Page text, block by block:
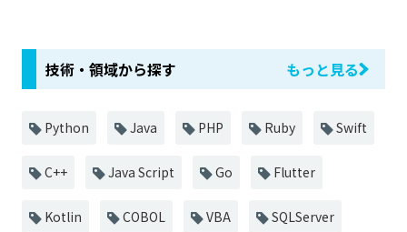
技術・領域から探す もっと見る
Python Java PHP Ruby Swift
C++ Java Script Go Flutter
Kotlin COBOL VBA SQLServer